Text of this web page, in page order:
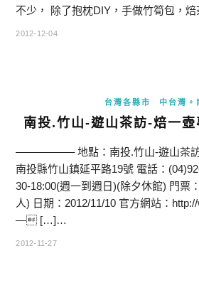
不少， 除了抱枕DIY，手做竹筍包，
2012-12-04
台灣各縣市 中台灣。
南投.竹山-遊山茶訪-焙一
—————– 地點：南投.竹山-遊山茶訪
南投縣竹山鎮延平路19號 電話：
30-18:00(週一到週日)(除夕休館) 門票
人) 日期：2012/11/10 官方網站：
— […]…
2012-11-27